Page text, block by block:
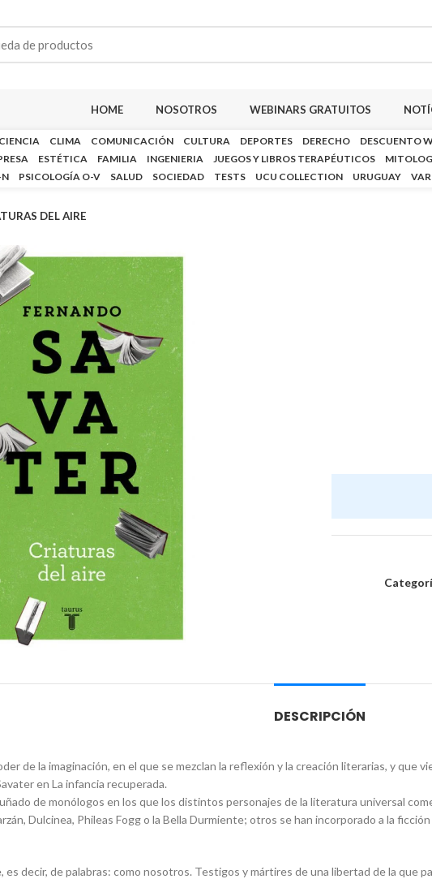
HOME NOSOTROS WEBINARS GRATUITOS
CIENCIA CLIMA COMUNICACIÓN CULTURA DEPORTES DERECHO DESCUENTO
ESTÉTICA FAMILIA INGENIERIA JUEGOS Y LIBROS TERAPÉUTICOS
N PSICOLOGÍA O-V SALUD SOCIEDAD TESTS UCU COLLECTION URUGUAY
DEL AIRE
DESCRIPCIÓN
de la imaginación, en el que se mezclan la reflexión y la creación literarias, y que
en La infancia recuperada.
de monólogos en los que los distintos personajes de la literatura universal
Dulcinea, Phileas Fogg o la Bella Durmiente; otros se han incorporado a la
es decir, de palabras: como nosotros. Testigos y mártires de una libertad de la